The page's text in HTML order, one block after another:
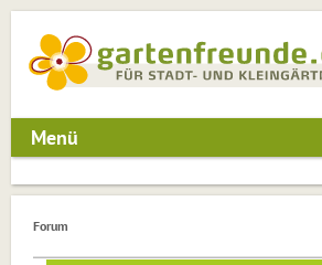
Menü
Forum